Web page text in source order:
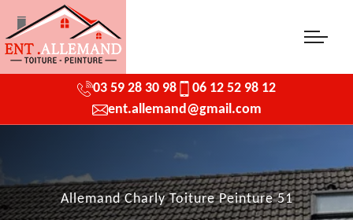
03 59 28 30 98
06 12 52 98 12
ent.allemand@gmail.com
Allemand Charly Toiture Peinture 51